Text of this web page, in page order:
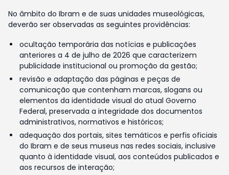
No âmbito do Ibram e de suas unidades museológicas,
deverão ser observadas as seguintes providências:
ocultação temporária das notícias e publicações
anteriores a 4 de julho de 2026 que caracterizem
publicidade institucional ou promoção da gestão;
revisão e adaptação das páginas e peças de
comunicação que contenham marcas, slogans ou
elementos da identidade visual do atual Governo
Federal, preservada a integridade dos documentos
administrativos, normativos e históricos;
adequação dos portais, sites temáticos e perfis oficiais
do Ibram e de seus museus nas redes sociais, inclusive
quanto à identidade visual, aos conteúdos publicados e
aos recursos de interação;